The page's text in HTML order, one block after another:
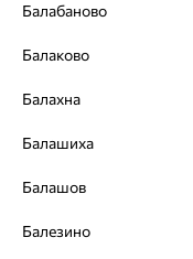
Балабаново
Балаково
Балахна
Балашиха
Балашов
Балезино